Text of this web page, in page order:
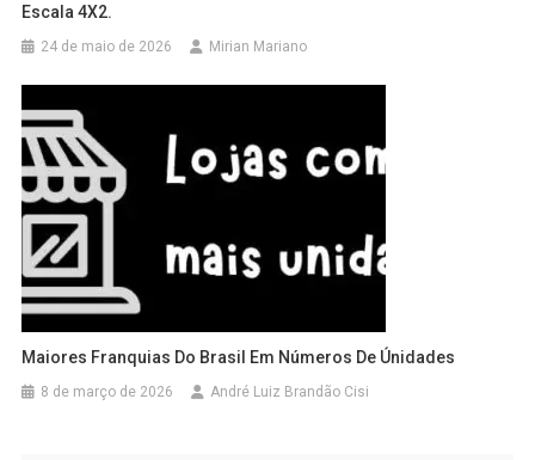
Escala 4X2.
24 de maio de 2026 Mirian Mariano
Maiores Franquias Do Brasil Em Números De Únidades
8 de março de 2026 André Luiz Brandão Cisi